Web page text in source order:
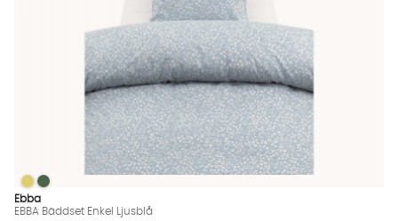
EBBA Bäddset Enkel Ljusblå Finns även i dessa färger:
EBBA Bäddset Enkel Ljusblå
EBBA Bäddset Enkel Ljusblå
Ebba
EBBA Bäddset Enkel Ljusblå